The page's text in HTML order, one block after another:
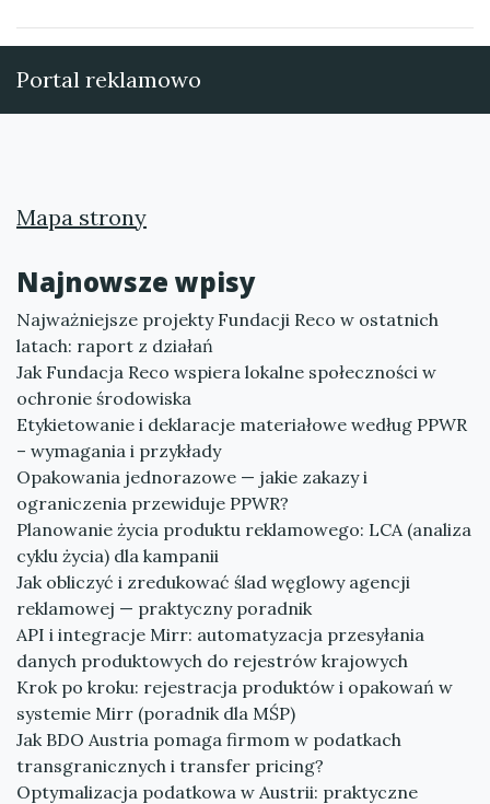
Portal reklamowo
Mapa strony
Najnowsze wpisy
Najważniejsze projekty Fundacji Reco w ostatnich
latach: raport z działań
Jak Fundacja Reco wspiera lokalne społeczności w
ochronie środowiska
Etykietowanie i deklaracje materiałowe według PPWR
– wymagania i przykłady
Opakowania jednorazowe — jakie zakazy i
ograniczenia przewiduje PPWR?
Planowanie życia produktu reklamowego: LCA (analiza
cyklu życia) dla kampanii
Jak obliczyć i zredukować ślad węglowy agencji
reklamowej — praktyczny poradnik
API i integracje Mirr: automatyzacja przesyłania
danych produktowych do rejestrów krajowych
Krok po kroku: rejestracja produktów i opakowań w
systemie Mirr (poradnik dla MŚP)
Jak BDO Austria pomaga firmom w podatkach
transgranicznych i transfer pricing?
Optymalizacja podatkowa w Austrii: praktyczne